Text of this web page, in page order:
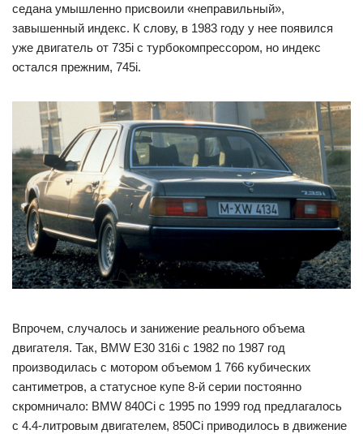
седана умышленно присвоили «неправильный»,
завышенный индекс. К слову, в 1983 году у нее появился
уже двигатель от 735i с турбокомпрессором, но индекс
остался прежним, 745i.
Впрочем, случалось и занижение реального объема
двигателя. Так, BMW E30 316i с 1982 по 1987 год
производилась с мотором объемом 1 766 кубических
сантиметров, а статусное купе 8-й серии постоянно
скромничало: BMW 840Ci c 1995 по 1999 год предлагалось
с 4.4-литровым двигателем, 850Ci приводилось в движение